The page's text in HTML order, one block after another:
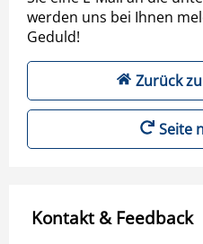
werden uns bei Ihnen
Geduld!
Zurück
Seite
Kontakt & Feedback